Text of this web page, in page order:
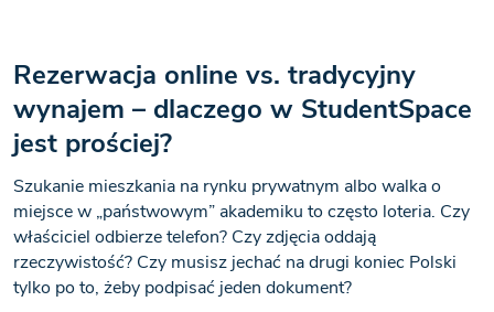
Rezerwacja online vs. tradycyjny
wynajem – dlaczego w StudentSpace
jest prościej?
Szukanie mieszkania na rynku prywatnym albo walka o
miejsce w „państwowym” akademiku to często loteria. Czy
właściciel odbierze telefon? Czy zdjęcia oddają
rzeczywistość? Czy musisz jechać na drugi koniec Polski
tylko po to, żeby podpisać jeden dokument?